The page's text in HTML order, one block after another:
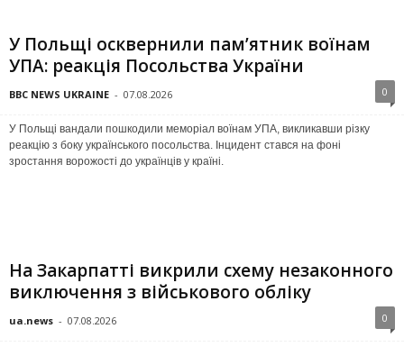
У Польщі осквернили пам’ятник воїнам
УПА: реакція Посольства України
BBC NEWS UKRAINE - 07.08.2026 0
У Польщі вандали пошкодили меморіал воїнам УПА, викликавши різку
реакцію з боку українського посольства. Інцидент стався на фоні
зростання ворожості до українців у країні.
На Закарпатті викрили схему незаконного
виключення з військового обліку
ua.news - 07.08.2026 0